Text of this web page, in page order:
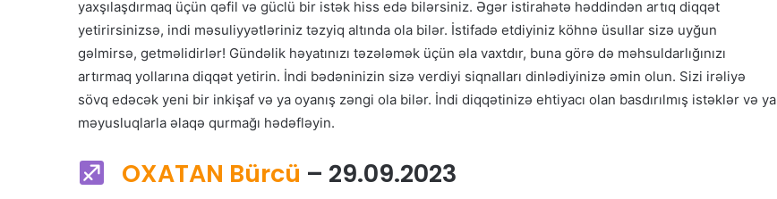
yaxşılaşdırmaq üçün qəfil və güclü bir istək hiss edə bilərsiniz. Əgər istirahətə həddindən artıq diqqət
yetirirsinizsə, indi məsuliyyətləriniz təzyiq altında ola bilər. İstifadə etdiyiniz köhnə üsullar sizə uyğun
gəlmirsə, getməlidirlər! Gündəlik həyatınızı təzələmək üçün əla vaxtdır, buna görə də məhsuldarlığınızı
artırmaq yollarına diqqət yetirin. İndi bədəninizin sizə verdiyi siqnalları dinlədiyinizə əmin olun. Sizi irəliyə
sövq edəcək yeni bir inkişaf və ya oyanış zəngi ola bilər. İndi diqqətinizə ehtiyacı olan basdırılmış istəklər və ya
məyusluqlarla əlaqə qurmağı hədəfləyin.
OXATAN Bürcü – 29.09.2023